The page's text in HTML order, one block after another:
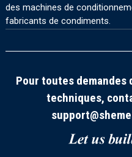
des machines de
fabricants de condiments.
Pour toutes demandes
techniques,